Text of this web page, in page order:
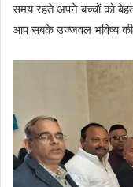
समय रहते अपने बच्चों को
आप सबके उज्जवल भविष्य की